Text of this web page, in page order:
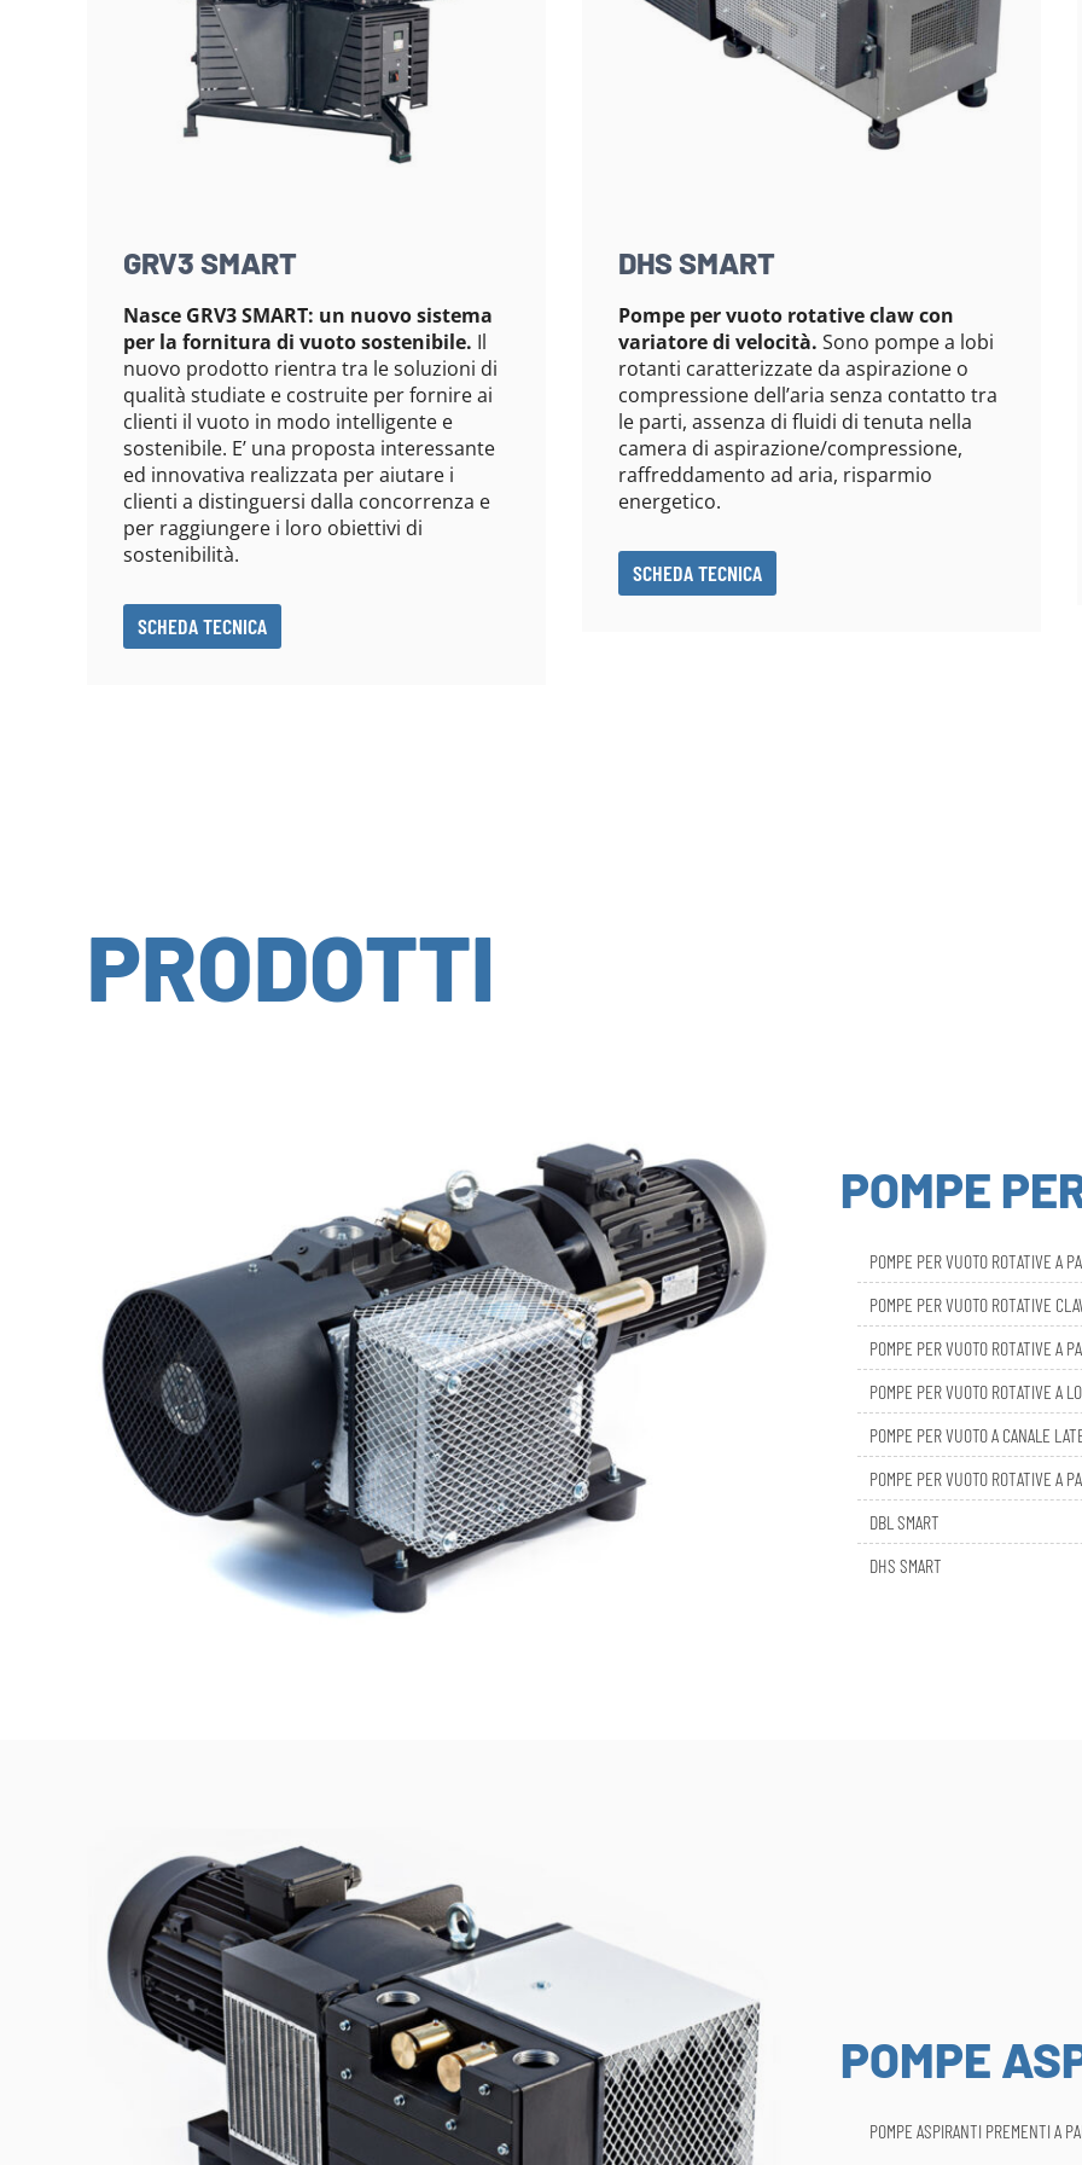
GRV3 SMART
Nasce GRV3 SMART: un nuovo sistema
per la fornitura di vuoto sostenibile. Il
nuovo prodotto rientra tra le soluzioni di
qualità studiate e costruite per fornire ai
clienti il vuoto in modo intelligente e
sostenibile. E’ una proposta interessante
ed innovativa realizzata per aiutare i
clienti a distinguersi dalla concorrenza e
per raggiungere i loro obiettivi di
sostenibilità.
SCHEDA TECNICA
DHS SMART
Pompe per vuoto rotative claw con
variatore di velocità. Sono pompe a lobi
rotanti caratterizzate da aspirazione o
compressione dell’aria senza contatto tra
le parti, assenza di fluidi di tenuta nella
camera di aspirazione/compressione,
raffreddamento ad aria, risparmio
energetico.
SCHEDA TECNICA
PRODOTTI
POMPE
POMPE PER VUOTO ROTATIVE A
POMPE PER VUOTO ROTATIVE
POMPE PER VUOTO ROTATIVE A
POMPE PER VUOTO ROTATIVE A
POMPE PER VUOTO A CANALE
POMPE PER VUOTO ROTATIVE A
DBL SMART
DHS SMART
POMPE
POMPE ASPIRANTI PREMENTI A